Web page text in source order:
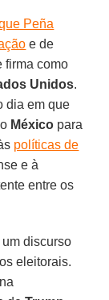
Peña
e de
firma como
Unidos.
dia em que
México para
políticas de
e à
entre os
discurso
eleitorais.